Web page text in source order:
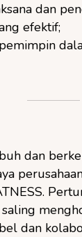
dan
efektif;
dan
dan